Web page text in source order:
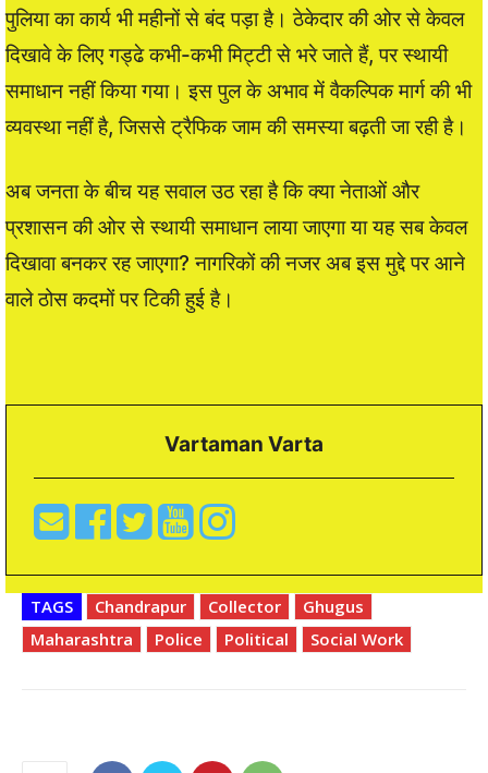
पुलिया का कार्य भी महीनों से बंद पड़ा है। ठेकेदार की ओर से केवल
दिखावे के लिए गड्ढे कभी-कभी मिट्टी से भरे जाते हैं, पर स्थायी
समाधान नहीं किया गया। इस पुल के अभाव में वैकल्पिक मार्ग की भी
व्यवस्था नहीं है, जिससे ट्रैफिक जाम की समस्या बढ़ती जा रही है।
अब जनता के बीच यह सवाल उठ रहा है कि क्या नेताओं और
प्रशासन की ओर से स्थायी समाधान लाया जाएगा या यह सब केवल
दिखावा बनकर रह जाएगा? नागरिकों की नजर अब इस मुद्दे पर आने
वाले ठोस कदमों पर टिकी हुई है।
Vartaman Varta
TAGS Chandrapur Collector
Ghugus
Maharashtra
Police Political Social Work